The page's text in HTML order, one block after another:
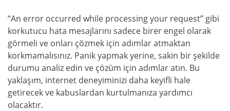
“An error occurred while processing your request” gibi
korkutucu hata mesajlarını sadece birer engel olarak
görmeli ve onları çözmek için adımlar atmaktan
korkmamalısınız. Panik yapmak yerine, sakin bir şekilde
durumu analiz edin ve çözüm için adımlar atın. Bu
yaklaşım, internet deneyiminizi daha keyifli hale
getirecek ve kabuslardan kurtulmanıza yardımcı
olacaktır.